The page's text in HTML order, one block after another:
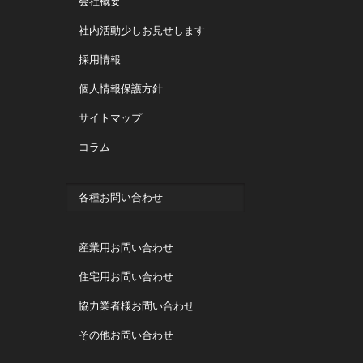
社内活動少しお見せします
採用情報
個人情報保護方針
サイトマップ
コラム
各種お問い合わせ
産業用お問い合わせ
住宅用お問い合わせ
協力業者様お問い合わせ
その他お問い合わせ